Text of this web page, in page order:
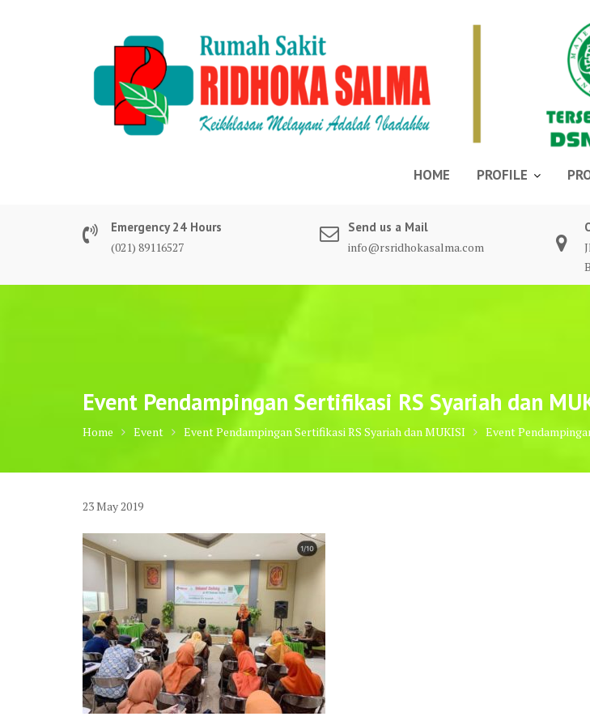
HOME PROFILE
Emergency 24 Hours
(021) 89116527
Send us a Mail
info@rsridhokasalma.com
Event Pendampingan Sertifikasi RS Syariah dan
Home Event Event Pendampingan Sertifikasi RS Syariah dan MUKISI Event
23May 2019